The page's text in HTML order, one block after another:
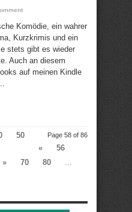
Komödie, ein wahrer
Kurzkrimis und ein
stets gibt es wieder
Auch an diesem
auf meinen Kindle
Page 58 of 86
50
«
56
» 70 80
...